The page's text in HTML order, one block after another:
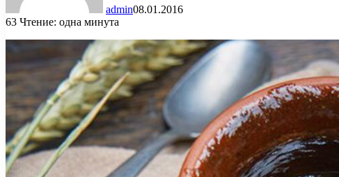
admin08.01.2016
63 Чтение: одна минута